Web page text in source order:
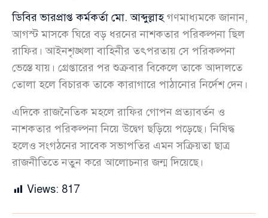
ডিবির ভারপ্রাপ্ত কর্মকর্তা মো. আব্দুল্লাহগণমাধ্যমকে জানান,
আগস্ট মাসকে ঘিরে বড় ধরনের নাশকতার পরিকল্পনা ছিল
রাফির। আইনশৃঙ্খলা বাহিনীর তৎপরতায় সে পরিকল্পনা
ভেস্তে যায়। গ্রেপ্তারের পর শুক্রবার বিকেলে তাকে আদালতে
তোলা হলে বিচারক তাকে কারাগারে পাঠানোর নির্দেশ দেন।
এদিকে রাজনৈতিক মহলে রাফির গোপন প্রত্যাবর্তন ও
নাশকতার পরিকল্পনা নিয়ে উদ্বেগ ছড়িয়ে পড়েছে। নিষিদ্ধ
হলেও সংগঠনের সাবেক সভাপতির এমন সক্রিয়তা ছাত্র
রাজনীতিতে নতুন করে আলোচনার জন্ম দিয়েছে।
Views: 817